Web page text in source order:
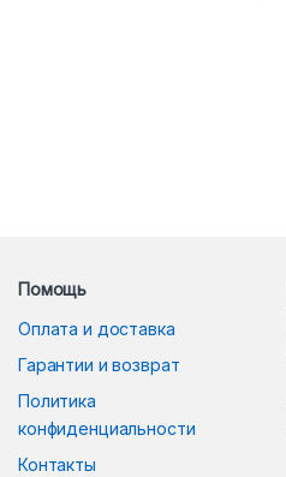
Помощь
Оплата и доставка
Гарантии и возврат
Политика
конфиденциальности
Контакты